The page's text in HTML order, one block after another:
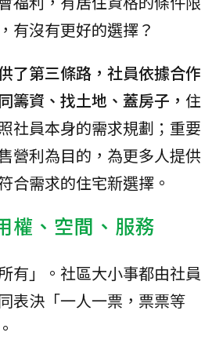
有沒有更好的選擇？
了第三條路，社員依據合作
籌資、找土地、蓋房子， 住
社員本身的需求規劃；重要
營利為目的，為更多人提供
合需求的住宅新選擇。
權、空間、服務
有」。社區大小事都由社員
表決「一人一票，票票等